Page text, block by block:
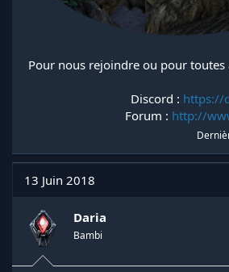
Pour nous rejoindre ou pour
Discord : https://
Forum : http://
13 Juin 2018
Daria
Bambi